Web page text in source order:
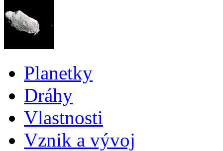
Planetky
Dráhy
Vlastnosti
Vznik a vývoj